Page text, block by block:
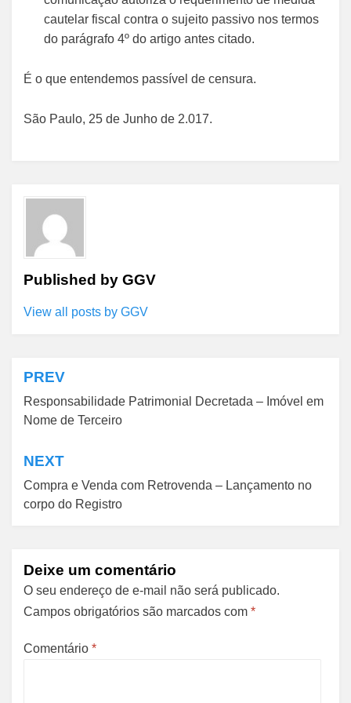
cautelar fiscal contra o sujeito passivo nos termos
do parágrafo 4º do artigo antes citado.
É o que entendemos passível de censura.
São Paulo, 25 de Junho de 2.017.
Published by GGV
View all posts by GGV
Navegação
de
PREV
Responsabilidade Patrimonial Decretada – Imóvel em
Nome de Terceiro
NEXT
Compra e Venda com Retrovenda – Lançamento no
corpo do Registro
Deixe um comentário
O seu endereço de e-mail não será publicado.
Campos obrigatórios são marcados com *
Comentário *